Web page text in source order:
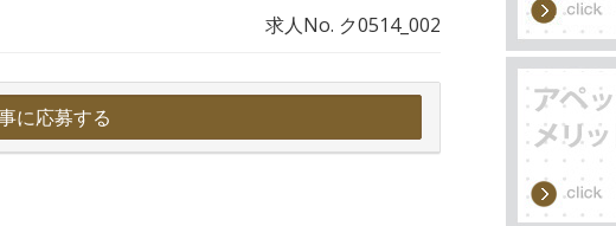
求人No. ク0514_002
に応募する